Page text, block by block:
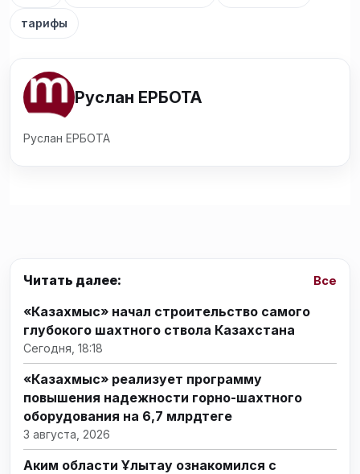
тарифы
Руслан ЕРБОТА
Руслан ЕРБОТА
Читать далее: Все
«Казахмыс» начал строительство самого
глубокого шахтного ствола Казахстана
Сегодня, 18:18
«Казахмыс» реализует программу
повышения надежности горно-шахтного
оборудования на 6,7 млрдтеңге
3 августа, 2026
Аким области Ұлытау ознакомился с